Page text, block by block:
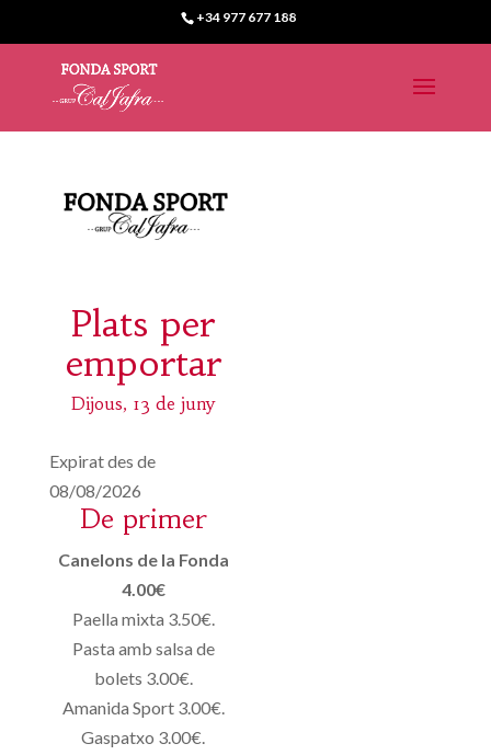
+34 977 677 188
Plats per
emportar
Dijous, 13 de juny
Expirat des de
08/08/2026
De primer
Canelons de la Fonda
4.00€
Paella mixta 3.50€.
Pasta amb salsa de
bolets 3.00€.
Amanida Sport 3.00€.
Gaspatxo 3.00€.